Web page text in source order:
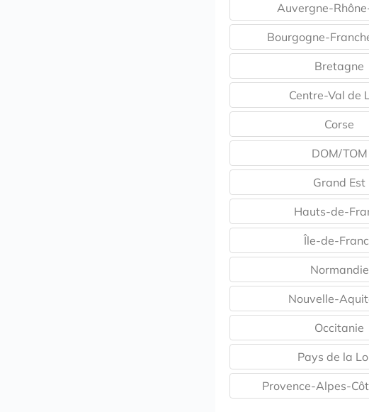
Auvergne-
Bourgogne-
Bretagne
Centre-Val de
Corse
DOM/TOM
Grand Est
Hauts-de-
Île-de-
Normandie
Nouvelle-
Occitanie
Pays de la
Provence-Alpes-